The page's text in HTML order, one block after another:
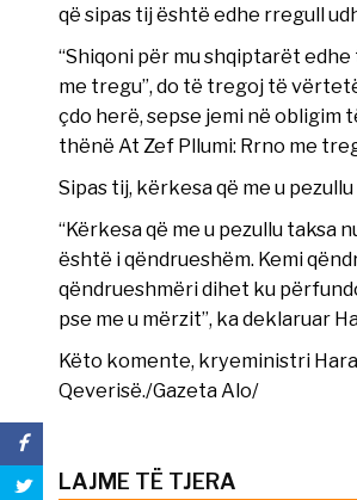
që sipas tij është edhe rregull
“Shiqoni për mu shqiptarët
me tregu”, do të tregoj të
çdo herë, sepse jemi në obligim
thënë At Zef Pllumi: Rrno me
Sipas tij, kërkesa që me u
“Kërkesa që me u pezullu taksa
është i qëndrueshëm. Kemi
qëndrueshmëri dihet ku
pse me u mërzit”, ka deklaruar
Këto komente, kryeministri
Qeverisë./Gazeta Alo/
LAJME TË TJERA